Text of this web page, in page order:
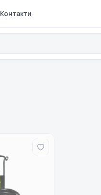
Контакти